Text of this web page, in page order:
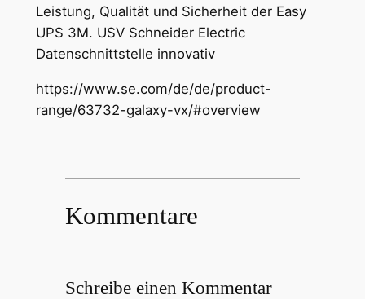
Leistung, Qualität und Sicherheit der Easy
UPS 3M. USV Schneider Electric
Datenschnittstelle innovativ
https://www.se.com/de/de/product-
range/63732-galaxy-vx/#overview
Kommentare
Schreibe einen Kommentar